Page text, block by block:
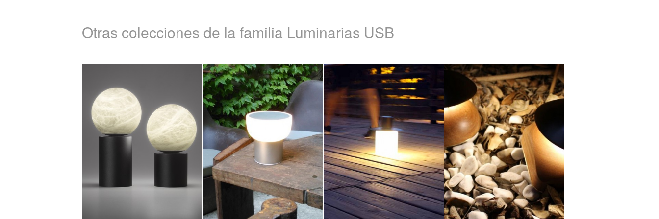
Otras colecciones de la familia Luminarias USB